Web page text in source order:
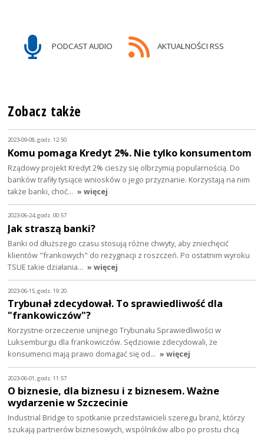
PODCAST AUDIO AKTUALNOŚCI RSS
Zobacz także
2023-09-08, godz. 12:50
Komu pomaga Kredyt 2%. Nie tylko konsumentom
Rządowy projekt Kredyt 2% cieszy się olbrzymią popularnością. Do
banków trafiły tysiące wniosków o jego przyznanie. Korzystają na nim
także banki, choć… » więcej
2023-06-24, godz. 00:57
Jak straszą banki?
Banki od dłuższego czasu stosują różne chwyty, aby zniechęcić
klientów "frankowych" do rezygnacji z roszczeń. Po ostatnim wyroku
TSUE takie działania… » więcej
2023-06-15, godz. 19:20
Trybunał zdecydował. To sprawiedliwość dla
"frankowiczów"?
Korzystne orzeczenie unijnego Trybunału Sprawiedliwości w
Luksemburgu dla frankowiczów. Sędziowie zdecydowali, że
konsumenci mają prawo domagać się od… » więcej
2023-06-01, godz. 11:57
O biznesie, dla biznesu i z biznesem. Ważne
wydarzenie w Szczecinie
Industrial Bridge to spotkanie przedstawicieli szeregu branż, którzy
szukają partnerów biznesowych, wspólników albo po prostu chcą